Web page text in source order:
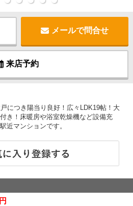
メールで問合せ
来店予約
につき陽当り良好！広々LDK19帖！大
き！床暖房や浴室乾燥機など設備充
近マンションです。